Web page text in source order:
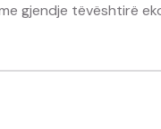
gjendje tëvështirë